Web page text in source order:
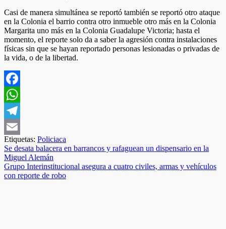
Casi de manera simultánea se reportó también se reportó otro ataque
en la Colonia el barrio contra otro inmueble otro más en la Colonia
Margarita uno más en la Colonia Guadalupe Victoria; hasta el
momento, el reporte solo da a saber la agresión contra instalaciones
físicas sin que se hayan reportado personas lesionadas o privadas de
la vida, o de la libertad.
Facebook
WhatsApp
Telegram
Email
Etiquetas: Policiaca
Navegación
de
entradas
Se desata balacera en barrancos y rafaguean un dispensario en la
Miguel Alemán
Grupo Interinstitucional asegura a cuatro civiles, armas y vehículos
con reporte de robo